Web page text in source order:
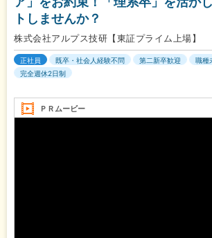
トしませんか？
株式会社アルプス技研【東証プライム上場】
正社員 既卒・社会人経験不問 第二新卒歓迎
職種
完全週休2日制
ＰＲムービー